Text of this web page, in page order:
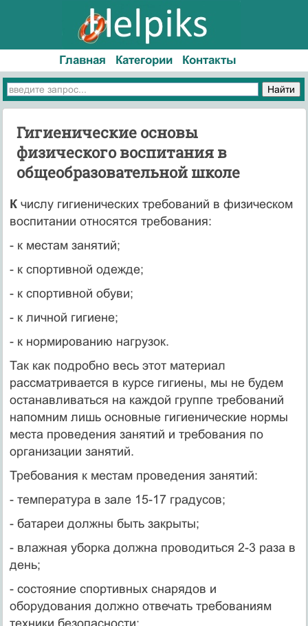
Главная Категории Контакты
Гигиенические основы
физического воспитания в
общеобразовательной школе
Кчислу гигиенических требований в физическом
воспитании относятся требования:
- к местам занятий;
- к спортивной одежде;
- к спортивной обуви;
- к личной гигиене;
- к нормированию нагрузок.
Так как подробно весь этот материал
рассматривается в курсе гигиены, мы не будем
останавливаться на каждой группе требований
напомним лишь основные гигиенические нормы
места проведения занятий и требования по
организации занятий.
Требования к местам проведения занятий:
- температура в зале 15-17 градусов;
- батареи должны быть закрыты;
- влажная уборка должна проводиться 2-3 раза в
день;
- состояние спортивных снарядов и
оборудования должно отвечать требованиям
техники безопасности;